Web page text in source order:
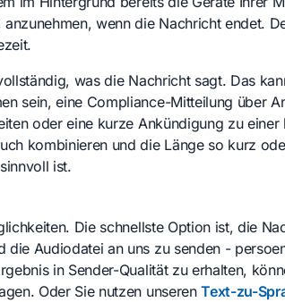
anzunehmen, wenn die Nachricht endet.
was die Nachricht sagt. Das
sein, eine Compliance-Mitteilung über
oder eine kurze Ankündigung zu
kombinieren und die Länge so kurz
ist.
Die schnellste Option ist, die
die Audiodatei an uns zu senden -
in Sender-Qualität zu erhalten,
Oder Sie nutzen unserenText-zu-